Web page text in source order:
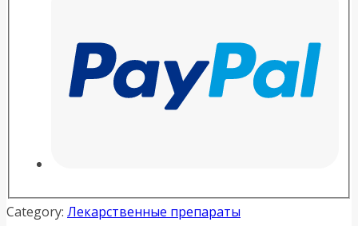
Category: Лекарственные препараты